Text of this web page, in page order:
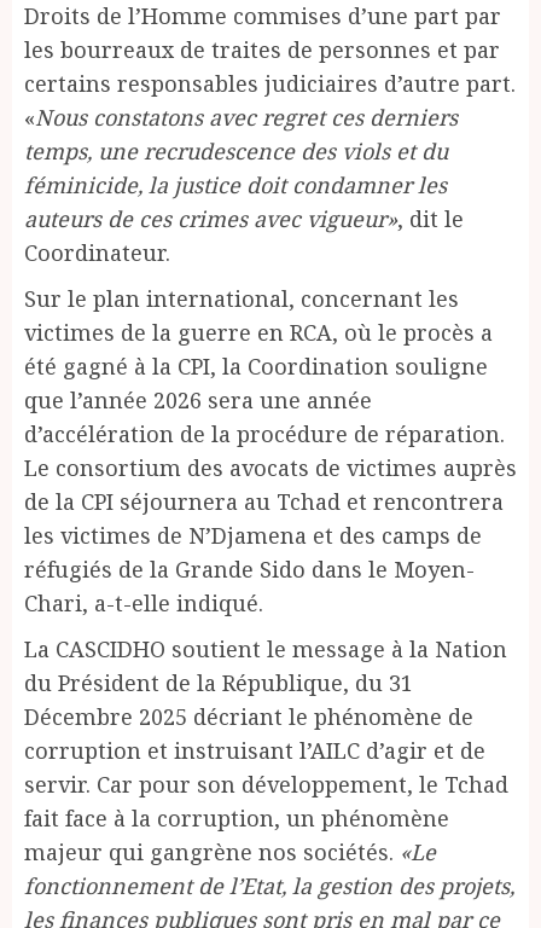
Droits de l’Homme commises d’une part par
les bourreaux de traites de personnes et par
certains responsables judiciaires d’autre part.
«Nous constatons avec regret ces derniers
temps, une recrudescence des viols et du
féminicide, la justice doit condamner les
auteurs de ces crimes avec vigueur», dit le
Coordinateur.
Sur le plan international, concernant les
victimes de la guerre en RCA, où le procès a
été gagné à la CPI, la Coordination souligne
que l’année 2026 sera une année
d’accélération de la procédure de réparation.
Le consortium des avocats de victimes auprès
de la CPI séjournera au Tchad et rencontrera
les victimes de N’Djamena et des camps de
réfugiés de la Grande Sido dans le Moyen-
Chari, a-t-elle indiqué.
La CASCIDHO soutient le message à la Nation
du Président de la République, du 31
Décembre 2025 décriant le phénomène de
corruption et instruisant l’AILC d’agir et de
servir. Car pour son développement, le Tchad
fait face à la corruption, un phénomène
majeur qui gangrène nos sociétés. «Le
fonctionnement de l’Etat, la gestion des projets,
les finances publiques sont pris en mal par ce